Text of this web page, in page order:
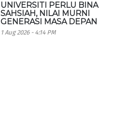
UNIVERSITI PERLU BINA
SAHSIAH, NILAI MURNI
GENERASI MASA DEPAN
1 Aug 2026 - 4:14 PM